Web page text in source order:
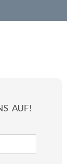
AUF!